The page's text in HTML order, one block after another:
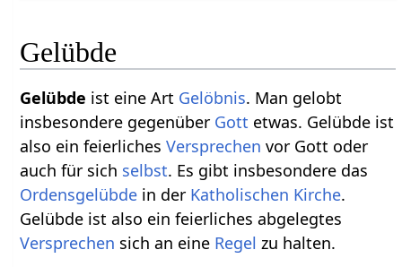
Gelübde
Gelübde ist eine Art Gelöbnis. Man gelobt
insbesondere gegenüber Gott etwas. Gelübde ist
also ein feierlichesVersprechen vor Gott oder
auch für sich selbst. Es gibt insbesondere das
Ordensgelübde in der Katholischen Kirche.
Gelübde ist also ein feierliches abgelegtes
Versprechen sich an eine Regel zu halten.